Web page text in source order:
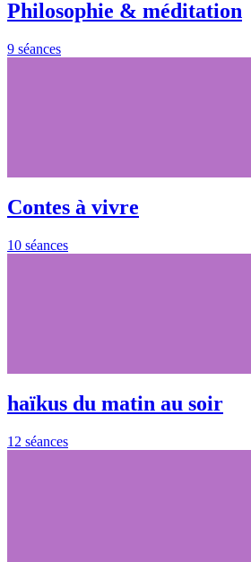
Philosophie & méditation
9 séances
Contes à vivre
10 séances
haïkus du matin au soir
12 séances